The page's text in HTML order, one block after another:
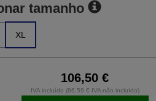
tamanho
XL
106,50 €
IVA incluído (86,59 € IVA não incluído)